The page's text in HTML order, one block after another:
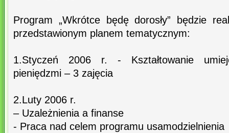
Program „Wkrótce będę dorosły” będzie
przedstawionym planem tematycznym:
1.Styczeń 2006 r. - Kształtowanie
pieniędzmi – 3 zajęcia
2.Luty 2006 r.
– Uzależnienia a finanse
- Praca nad celem programu usamodzielnienia